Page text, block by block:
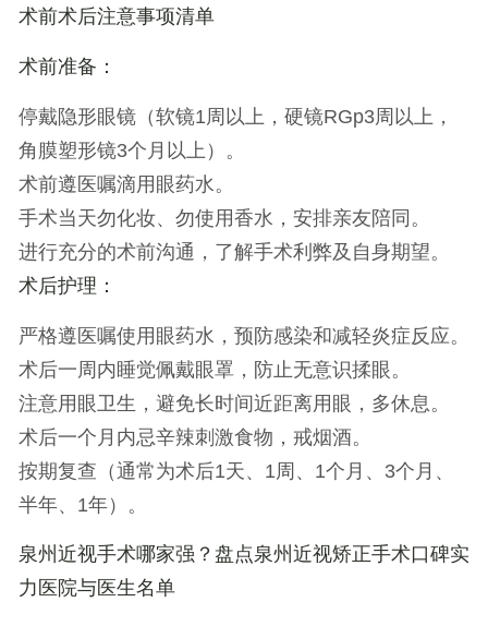
术前术后注意事项清单
术前准备 ：
停戴隐形眼镜（软镜1周以上，硬镜RGp3周以上，
角膜塑形镜3个月以上）。
术前遵医嘱滴用眼药水。
手术当天勿化妆、勿使用香水，安排亲友陪同。
进行充分的术前沟通，了解手术利弊及自身期望。
术后护理 ：
严格遵医嘱使用眼药水，预防感染和减轻炎症反应。
术后一周内睡觉佩戴眼罩，防止无意识揉眼。
注意用眼卫生，避免长时间近距离用眼，多休息。
术后一个月内忌辛辣刺激食物，戒烟酒。
按期复查（通常为术后1天、1周、1个月、3个月、
半年、1年）。
泉州近视手术哪家强？盘点泉州近视矫正手术口碑实
力医院与医生名单